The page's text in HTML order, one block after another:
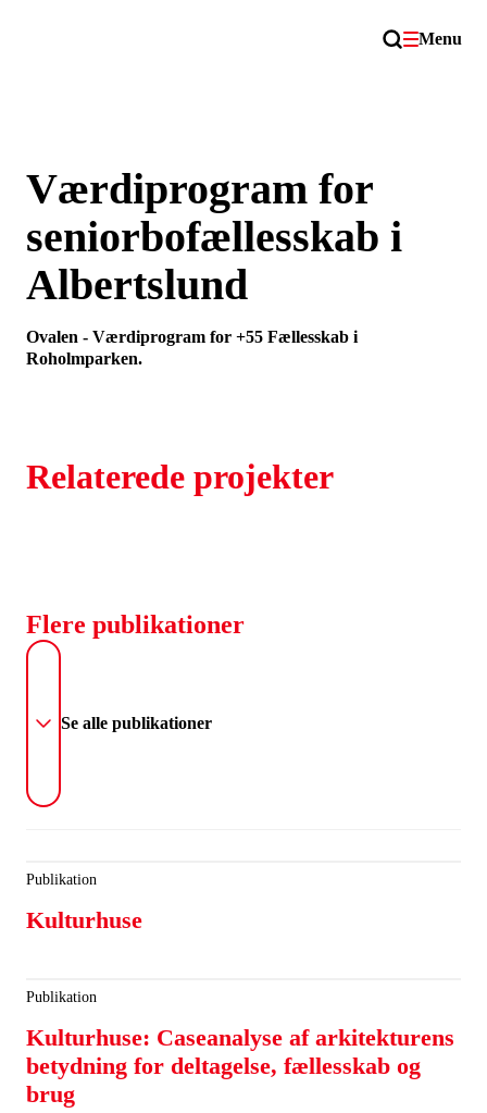
Menu
Værdiprogram for
seniorbofællesskab i
Albertslund
Ovalen - Værdiprogram for +55 Fællesskab i
Roholmparken.
Relaterede projekter
Flere publikationer
Se alle publikationer
Publikation
Kulturhuse
Publikation
Kulturhuse: Caseanalyse af arkitekturens
betydning for deltagelse, fællesskab og
brug